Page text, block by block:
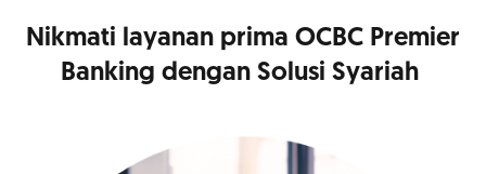
Nikmati layanan prima OCBC Premier
Banking dengan Solusi Syariah ​